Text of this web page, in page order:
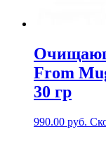
From
30 гр
990.00 руб.